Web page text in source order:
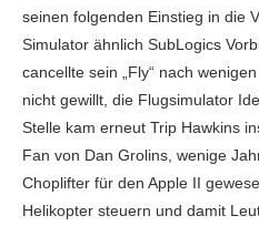
seinen folgenden Einstieg in die
Simulator ähnlich SubLogics
cancellte sein „Fly“ nach
nicht gewillt, die Flugsimulator
Stelle kam erneut Trip Hawkins
Fan von Dan Grolins, wenige
Choplifter für den Apple II
Helikopter steuern und damit